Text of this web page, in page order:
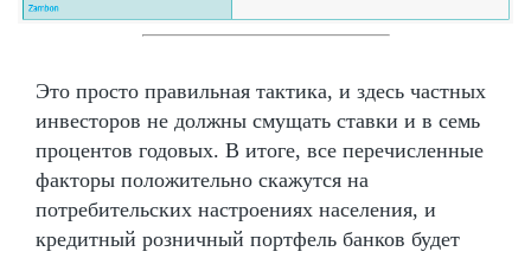
Это просто правильная тактика, и здесь частных
инвесторов не должны смущать ставки и в семь
процентов годовых. В итоге, все перечисленные
факторы положительно скажутся на
потребительских настроениях населения, и
кредитный розничный портфель банков будет